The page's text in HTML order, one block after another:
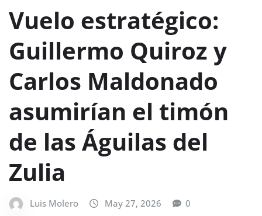
Vuelo estratégico:
Guillermo Quiroz y
Carlos Maldonado
asumirían el timón
de las Águilas del
Zulia
Luis Molero May 27, 2026 0